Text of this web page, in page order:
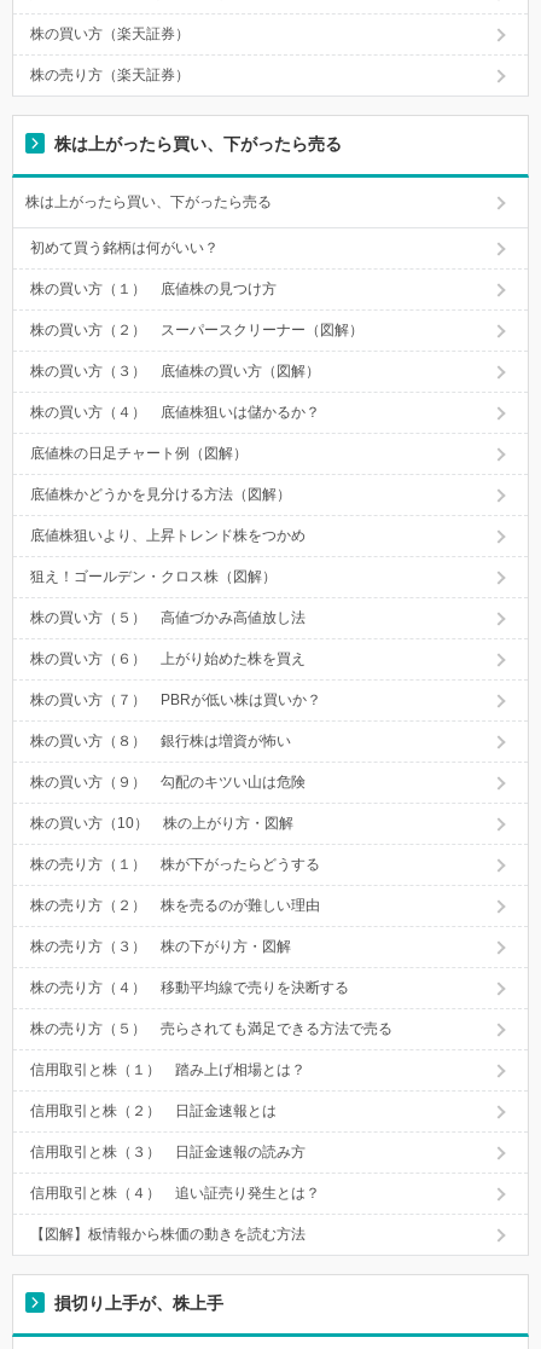
株の買い方（楽天証券）
株の売り方（楽天証券）
株は上がったら買い、下がったら売る
株は上がったら買い、下がったら売る
初めて買う銘柄は何がいい？
株の買い方（１） 底値株の見つけ方
株の買い方（２） スーパースクリーナー（図解）
株の買い方（３） 底値株の買い方（図解）
株の買い方（４） 底値株狙いは儲かるか？
底値株の日足チャート例（図解）
底値株かどうかを見分ける方法（図解）
底値株狙いより、上昇トレンド株をつかめ
狙え！ゴールデン・クロス株（図解）
株の買い方（５） 高値づかみ高値放し法
株の買い方（６） 上がり始めた株を買え
株の買い方（７） PBRが低い株は買いか？
株の買い方（８） 銀行株は増資が怖い
株の買い方（９） 勾配のキツい山は危険
株の買い方（10） 株の上がり方・図解
株の売り方（１） 株が下がったらどうする
株の売り方（２） 株を売るのが難しい理由
株の売り方（３） 株の下がり方・図解
株の売り方（４） 移動平均線で売りを決断する
株の売り方（５） 売らされても満足できる方法で売る
信用取引と株（１） 踏み上げ相場とは？
信用取引と株（２） 日証金速報とは
信用取引と株（３） 日証金速報の読み方
信用取引と株（４） 追い証売り発生とは？
【図解】板情報から株価の動きを読む方法
損切り上手が、株上手